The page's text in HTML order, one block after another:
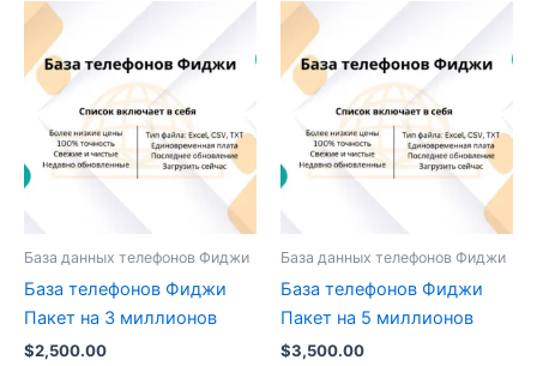
База данных телефонов Фиджи
База телефонов Фиджи
Пакет на 3 миллионов
$2,500.00
База данных телефонов Фиджи
База телефонов Фиджи
Пакет на 5 миллионов
$3,500.00